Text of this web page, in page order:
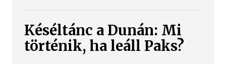
Késéltánc a Dunán: Mi
történik, ha leáll Paks?